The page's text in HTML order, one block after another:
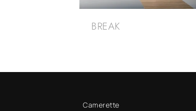
BREAK
Camerette